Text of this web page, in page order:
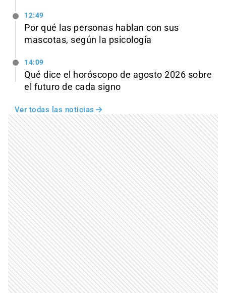
12:49
Por qué las personas hablan con sus
mascotas, según la psicología
14:09
Qué dice el horóscopo de agosto 2026 sobre
el futuro de cada signo
Ver todas las noticias